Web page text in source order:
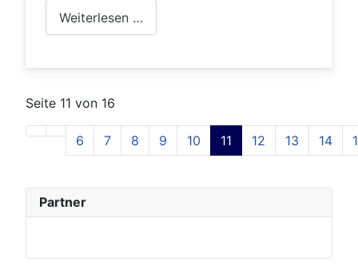
Weiterlesen …
Seite 11 von 16
6 7 8 9 10 11 12 13 14
Partner